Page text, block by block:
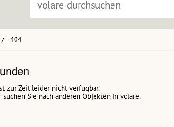
404
zur Zeit leider nicht verfügbar.
Sie nach anderen Objekten in volare.